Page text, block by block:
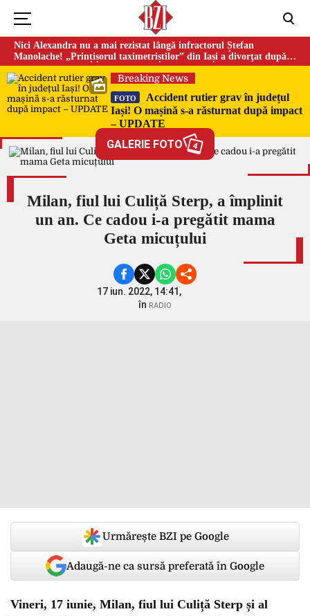
Nici Alexandra nu a mai rezistat lângă infractorul Ștefan
Manolache! „Prințișorul taximetriștilor” din Iași a divorţat după
doi ani de căsnicie
Breaking News
FOTO
Accident rutier grav în județul
Iași! O mașină s-a răsturnat după impact
– UPDATE
GALERIE FOTO 4
Milan, fiul lui Culiță Sterp, a împlinit
un an. Ce cadou i-a pregătit mama
Geta micuțului
17 iun. 2022, 14:41,
în RADIO
Urmărește BZI pe Google
Adaugă-ne ca sursă preferată în Google
Vineri, 17 iunie, Milan, fiul lui Culiță Sterp și al